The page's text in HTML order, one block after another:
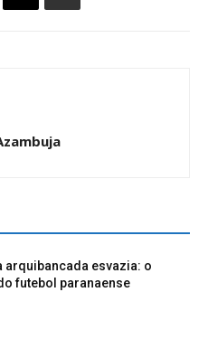
arquibancada esvazia: o
futebol paranaense